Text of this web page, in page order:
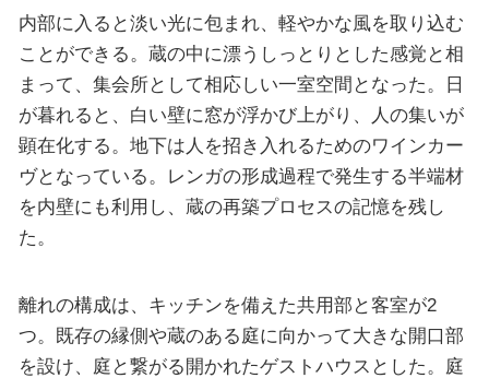
内部に入ると淡い光に包まれ、軽やかな風を取り込む
ことができる。蔵の中に漂うしっとりとした感覚と相
まって、集会所として相応しい一室空間となった。日
が暮れると、白い壁に窓が浮かび上がり、人の集いが
顕在化する。地下は人を招き入れるためのワインカー
ヴとなっている。レンガの形成過程で発生する半端材
を内壁にも利用し、蔵の再築プロセスの記憶を残し
た。
離れの構成は、キッチンを備えた共用部と客室が2
つ。既存の縁側や蔵のある庭に向かって大きな開口部
を設け、庭と繋がる開かれたゲストハウスとした。庭